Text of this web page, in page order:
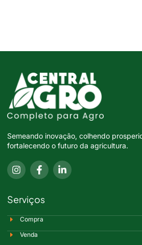
Semeando inovação, colhendo
fortalecendo o futuro da agricultura.
Serviços
Compra
Venda